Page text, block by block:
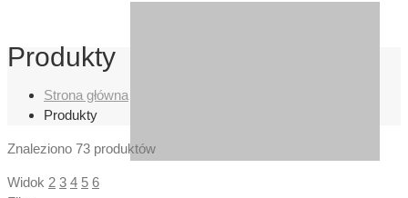
Produkty
Strona główna
Produkty
Znaleziono 73 produktów
Widok 2 3 4 5 6